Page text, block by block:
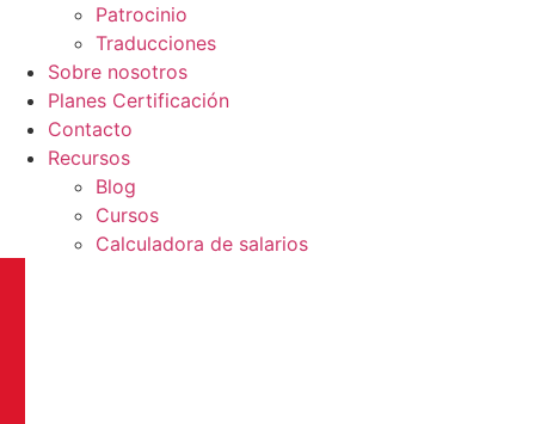
Patrocinio
Traducciones
Sobre nosotros
Planes Certificación
Contacto
Recursos
Blog
Cursos
Calculadora de salarios